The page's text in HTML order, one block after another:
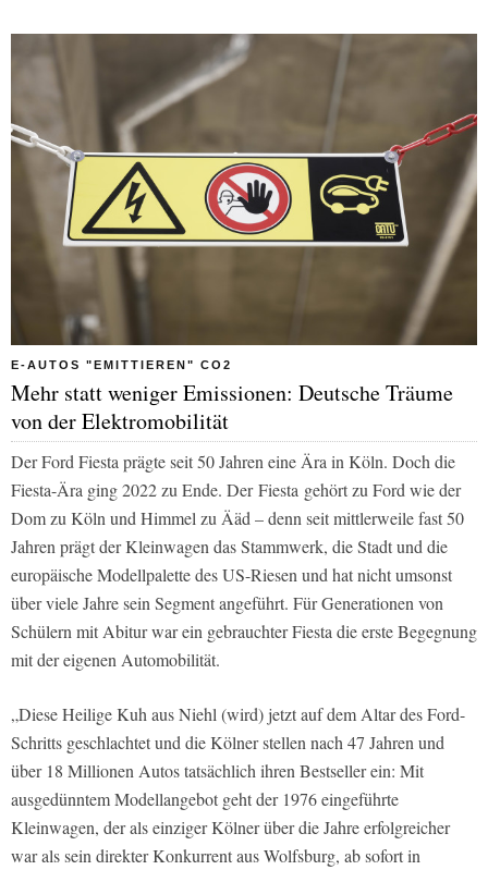
E-AUTOS "EMITTIEREN" CO2
Mehr statt weniger Emissionen: Deutsche Träume
von der Elektromobilität
Der Ford Fiesta prägte seit 50 Jahren eine Ära in Köln. Doch die
Fiesta-Ära ging 2022 zu Ende. Der Fiesta gehört zu Ford wie der
Dom zu Köln und Himmel zu Ääd – denn seit mittlerweile fast 50
Jahren prägt der Kleinwagen das Stammwerk, die Stadt und die
europäische Modellpalette des US-Riesen und hat nicht umsonst
über viele Jahre sein Segment angeführt. Für Generationen von
Schülern mit Abitur war ein gebrauchter Fiesta die erste Begegnung
mit der eigenen Automobilität.
„Diese Heilige Kuh aus Niehl (wird) jetzt auf dem Altar des Ford-
Schritts geschlachtet und die Kölner stellen nach 47 Jahren und
über 18 Millionen Autos tatsächlich ihren Bestseller ein: Mit
ausgedünntem Modellangebot geht der 1976 eingeführte
Kleinwagen, der als einziger Kölner über die Jahre erfolgreicher
war als sein direkter Konkurrent aus Wolfsburg, ab sofort in